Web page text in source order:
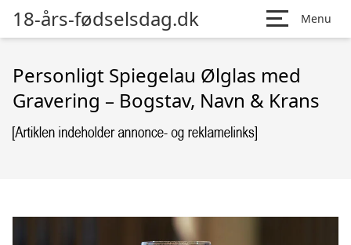
18-års-fødselsdag.dk Menu
Personligt Spiegelau Ølglas med
Gravering – Bogstav, Navn & Krans